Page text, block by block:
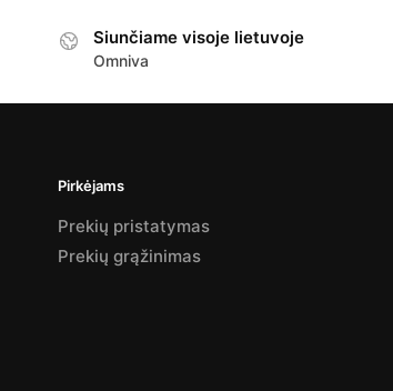
Siunčiame visoje lietuvoje
Omniva
Pirkėjams
Prekių pristatymas
Prekių grąžinimas